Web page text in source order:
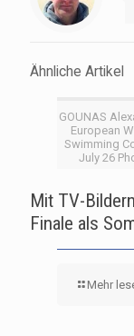
Ähnliche Artikel
GOUNAS
European
Swimming
July 26
Mit TV-
Finale als
Mehr